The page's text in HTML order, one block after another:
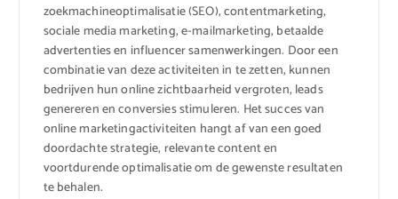
zoekmachineoptimalisatie (SEO), contentmarketing,
sociale media marketing, e-mailmarketing, betaalde
advertenties en influencer samenwerkingen. Door een
combinatie van deze activiteiten in te zetten, kunnen
bedrijven hun online zichtbaarheid vergroten, leads
genereren en conversies stimuleren. Het succes van
online marketingactiviteiten hangt af van een goed
doordachte strategie, relevante content en
voortdurende optimalisatie om de gewenste resultaten
te behalen.